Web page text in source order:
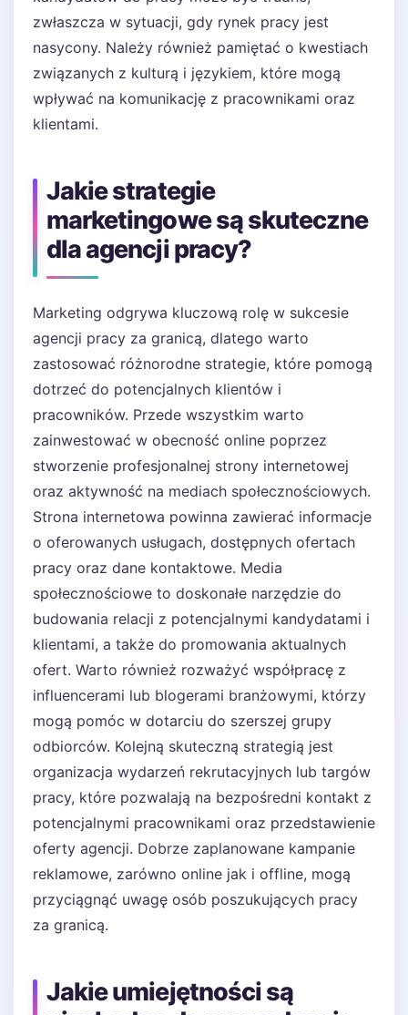
zwłaszcza w sytuacji, gdy rynek pracy jest
nasycony. Należy również pamiętać o kwestiach
związanych z kulturą i językiem, które mogą
wpływać na komunikację z pracownikami oraz
klientami.
Jakie strategie
marketingowe są skuteczne
dla agencji pracy?
Marketing odgrywa kluczową rolę w sukcesie
agencji pracy za granicą, dlatego warto
zastosować różnorodne strategie, które pomogą
dotrzeć do potencjalnych klientów i
pracowników. Przede wszystkim warto
zainwestować w obecność online poprzez
stworzenie profesjonalnej strony internetowej
oraz aktywność na mediach społecznościowych.
Strona internetowa powinna zawierać informacje
o oferowanych usługach, dostępnych ofertach
pracy oraz dane kontaktowe. Media
społecznościowe to doskonałe narzędzie do
budowania relacji z potencjalnymi kandydatami i
klientami, a także do promowania aktualnych
ofert. Warto również rozważyć współpracę z
influencerami lub blogerami branżowymi, którzy
mogą pomóc w dotarciu do szerszej grupy
odbiorców. Kolejną skuteczną strategią jest
organizacja wydarzeń rekrutacyjnych lub targów
pracy, które pozwalają na bezpośredni kontakt z
potencjalnymi pracownikami oraz przedstawienie
oferty agencji. Dobrze zaplanowane kampanie
reklamowe, zarówno online jak i offline, mogą
przyciągnąć uwagę osób poszukujących pracy
za granicą.
Jakie umiejętności są